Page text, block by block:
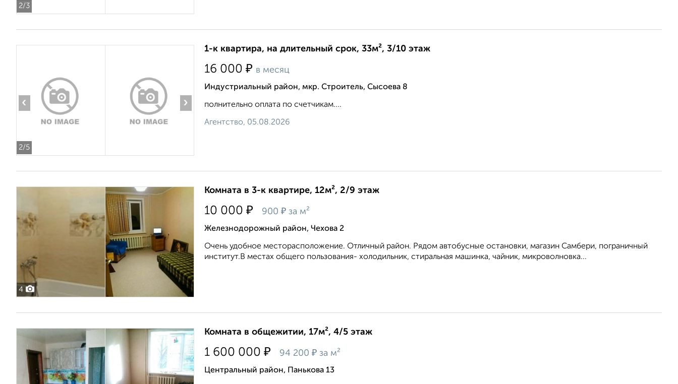
2/3
2/5
‹ ›
1-к квартира, на длительный срок, 33м², 3/10 этаж
16 000 ₽ в месяц
Индустриальный район, мкр. Строитель, Сысоева 8
полнительно оплата по счетчикам....
Агентство, 05.08.2026
4
Комната в 3-к квартире, 12м², 2/9 этаж
10 000 ₽ 900 ₽ за м²
Железнодорожный район, Чехова 2
Очень удобное месторасположение. Отличный район. Рядом автобусные остановки, магазин Самбери, пограничный
институт.В местах общего пользования- холодильник, стиральная машинка, чайник, микроволновка...
Комната в общежитии, 17м², 4/5 этаж
1 600 000 ₽ 94 200 ₽ за м²
Центральный район, Панькова 13